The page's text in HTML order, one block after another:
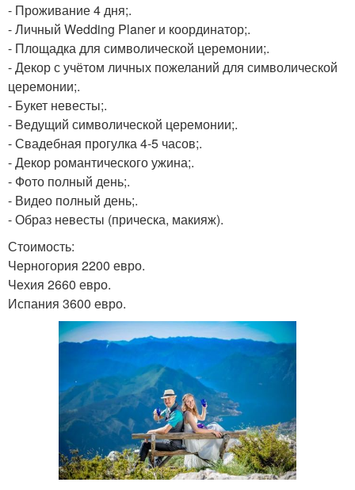
- Проживание 4 дня;.
- Личный Wedding Planer и координатор;.
- Площадка для символической церемонии;.
- Декор с учётом личных пожеланий для символической
церемонии;.
- Букет невесты;.
- Ведущий символической церемонии;.
- Свадебная прогулка 4-5 часов;.
- Декор романтического ужина;.
- Фото полный день;.
- Видео полный день;.
- Образ невесты (прическа, макияж).
Стоимость:
Черногория 2200 евро.
Чехия 2660 евро.
Испания 3600 евро.